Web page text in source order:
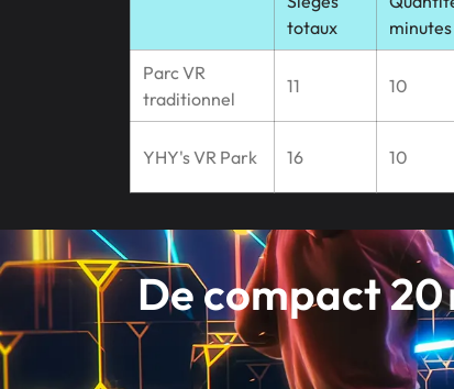
totaux
Parc VR
traditionnel
11 10
YHY's VR Park 16 10
De compact 20